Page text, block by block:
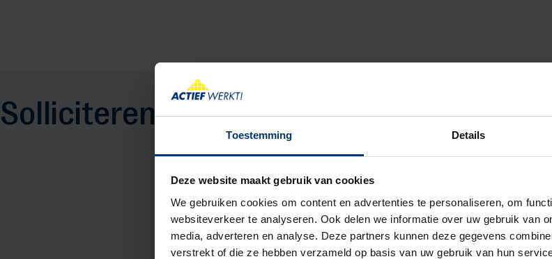
Toestemming Details
Deze website maakt gebruik van cookies
We gebruiken cookies om content en advertenties te personaliseren, om
websiteverkeer te analyseren. Ook delen we informatie over uw gebruik van
media, adverteren en analyse. Deze partners kunnen deze gegevens
verstrekt of die ze hebben verzameld op basis van uw gebruik van hun
Solliciteren Voornaam
Tussenvoegsel
Adresgegevens
Postcode